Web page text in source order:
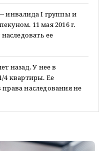
инвалида I группы и
11 мая 2016 г.
ее
назад. У нее в
4 квартиры. Ее
наследования не